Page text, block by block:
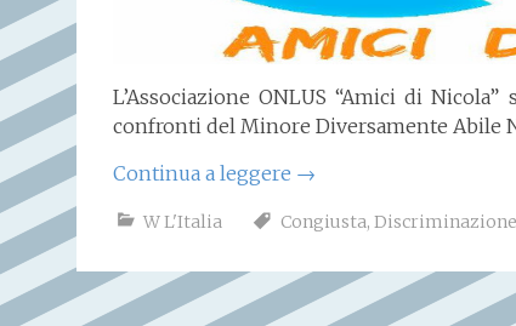
L’Associazione ONLUS “Amici di
confronti del Minore Diversamente Abile
Continua a leggere →
W L'Italia Congiusta, Discriminazione